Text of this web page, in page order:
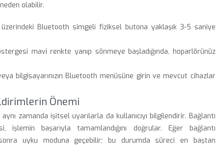
olabilir.
üzerindeki Bluetooth simgeli fiziksel butona yaklaşık 3-5 saniye
mavi renkte yanıp sönmeye başladığında, hoparlörünüz
bilgisayarınızın Bluetooth menüsüne girin ve mevcut cihazlar
Önemi
zamanda işitsel uyarılarla da kullanıcıyı bilgilendirir. Bağlantı
başarıyla tamamlandığını doğrular. Eğer bağlantı
uyku moduna geçebilir; bu durumda süreci en baştan